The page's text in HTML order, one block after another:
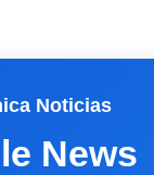
Noticias
News